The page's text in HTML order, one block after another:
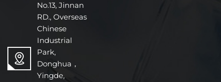
No.13, Jinnan
RD., Overseas
Chinese
Industrial
Park,
Donghua，
Yingde,